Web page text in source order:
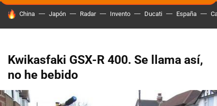
HOY SE HABLA DE
China Japón Radar Invento Ducati España
Kwikasfaki GSX-R 400. Se llama así,
no he bebido